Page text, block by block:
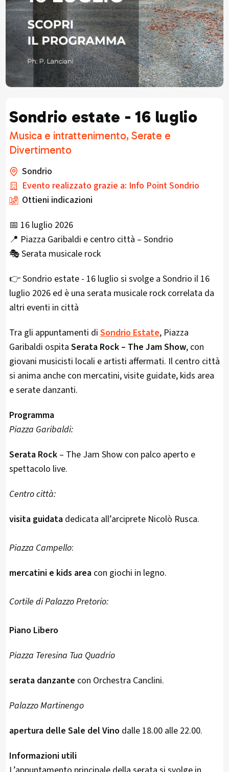
Sondrio estate - 16 luglio
Musica e intrattenimento, Serate e
Divertimento
Sondrio
Evento realizzato grazie a: Info Point Sondrio
Ottieni indicazioni
📅 16 luglio 2026
📍 Piazza Garibaldi e centro città – Sondrio
🎭 Serata musicale rock
👉 Sondrio estate - 16 luglio si svolge a Sondrio il 16
luglio 2026 ed è una serata musicale rock correlata da
altri eventi in città
Tra gli appuntamenti diSondrio Estate, Piazza
Garibaldi ospita Serata Rock – The Jam Show, con
giovani musicisti locali e artisti affermati. Il centro città
si anima anche con mercatini, visite guidate, kids area
e serate danzanti.
Programma
Piazza Garibaldi:
Serata Rock– The Jam Show con palco aperto e
spettacolo live.
Centro città:
visita guidatadedicata all’arciprete Nicolò Rusca.
Piazza Campello:
mercatini e kids area con giochi in legno.
Cortile di Palazzo Pretorio:
Piano Libero
Piazza Teresina Tua Quadrio
serata danzante con Orchestra Canclini.
Palazzo Martinengo
apertura delle Sale del Vino dalle 18.00 alle 22.00.
Informazioni utili